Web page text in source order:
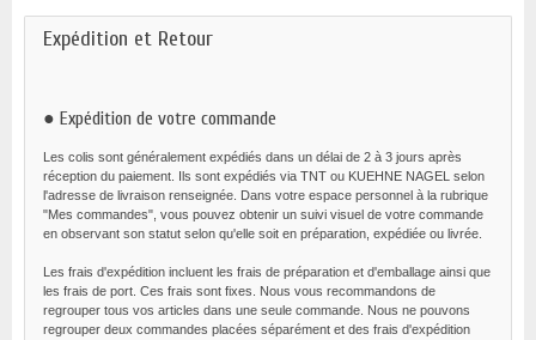
Expédition et Retour
● Expédition de votre commande
Les colis sont généralement expédiés dans un délai de 2 à 3 jours après
réception du paiement. Ils sont expédiés via TNT ou KUEHNE NAGEL selon
l'adresse de livraison renseignée. Dans votre espace personnel à la rubrique
"Mes commandes", vous pouvez obtenir un suivi visuel de votre commande
en observant son statut selon qu'elle soit en préparation, expédiée ou livrée.
Les frais d'expédition incluent les frais de préparation et d'emballage ainsi que
les frais de port. Ces frais sont fixes. Nous vous recommandons de
regrouper tous vos articles dans une seule commande. Nous ne pouvons
regrouper deux commandes placées séparément et des frais d'expédition